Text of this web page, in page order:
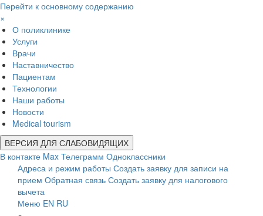
Перейти к основному содержанию
×
О поликлинике
Услуги
Врачи
Наставничество
Пациентам
Технологии
Наши работы
Новости
Medical tourism
ВЕРСИЯ ДЛЯ СЛАБОВИДЯЩИХ
В контакте Max Телеграмм Одноклассники
Адреса и режим работы Создать заявку для записи на
прием Обратная связь Создать заявку для налогового
вычета
Меню EN RU